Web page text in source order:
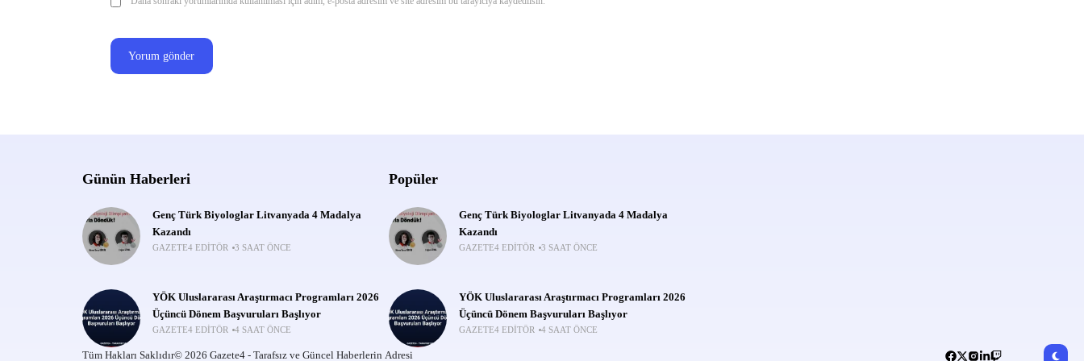
Günün Haberleri
Genç Türk Biyologlar Litvanyada 4 Madalya
Kazandı
GAZETE4 EDITÖR 3 SAAT ÖNCE
YÖK Uluslararası Araştırmacı Programları 2026
Üçüncü Dönem Başvuruları Başlıyor
GAZETE4 EDITÖR 4 SAAT ÖNCE
Popüler
Genç Türk Biyologlar Litvanyada 4 Madalya
Kazandı
GAZETE4 EDITÖR 3 SAAT ÖNCE
YÖK Uluslararası Araştırmacı Programları 2026
Üçüncü Dönem Başvuruları Başlıyor
GAZETE4 EDITÖR 4 SAAT ÖNCE
Tüm Hakları Saklıdır© 2026 Gazete4 - Tarafsız ve Güncel Haberlerin Adresi